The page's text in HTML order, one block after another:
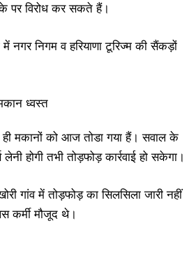
पर विरोध कर सकते हैं।
नगर निगम व हरियाणा टूरिज्म की सैंकड़ों
मकानों को आज तोडा गया हैं। सवाल के
होगी तभी तोड़फोड़ कार्रवाई हो सकेगा।
गांव में तोड़फोड़ का सिलसिला जारी नहीं
कर्मी मौजूद थे।